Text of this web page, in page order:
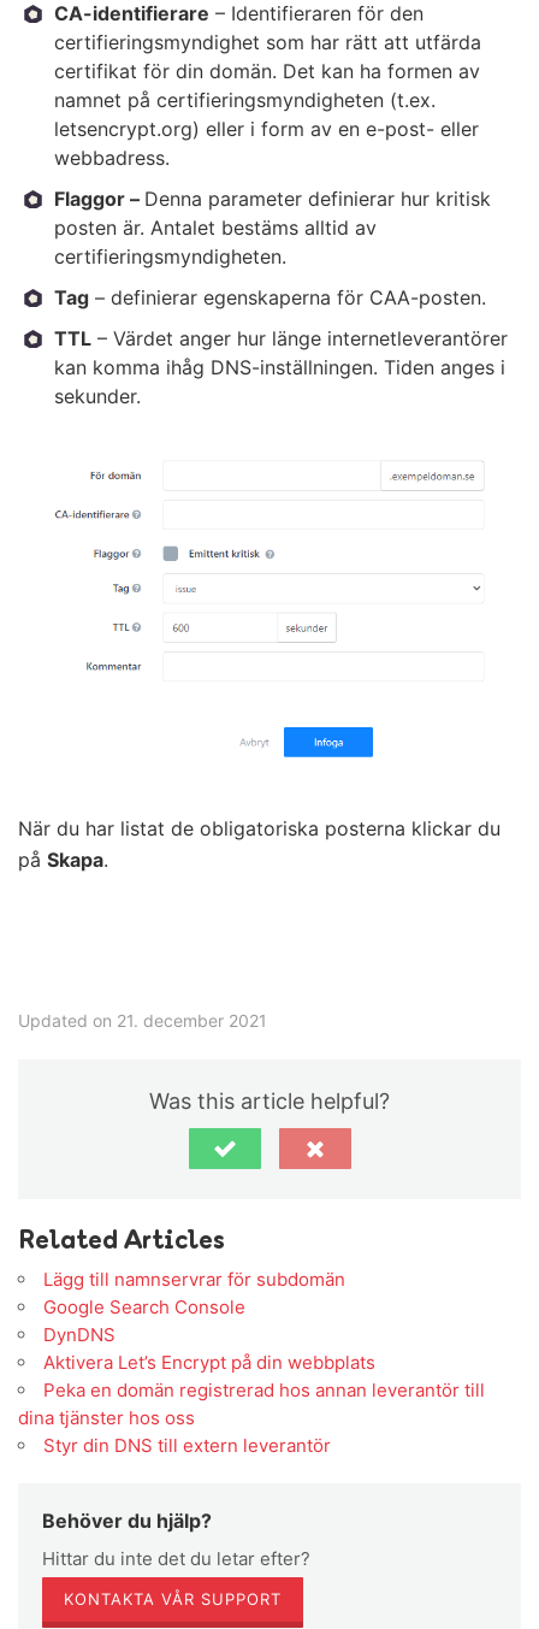
CA-identifierare – Identifieraren för den
certifieringsmyndighet som har rätt att utfärda
certifikat för din domän. Det kan ha formen av
namnet på certifieringsmyndigheten (t.ex.
letsencrypt.org) eller i form av en e-post- eller
webbadress.
Flaggor – Denna parameter definierar hur kritisk
posten är. Antalet bestäms alltid av
certifieringsmyndigheten.
Tag – definierar egenskaperna för CAA-posten.
TTL – Värdet anger hur länge internetleverantörer
kan komma ihåg DNS-inställningen. Tiden anges i
sekunder.
När du har listat de obligatoriska posterna klickar du
på Skapa.
Updated on 21. december 2021
Was this article helpful?
Related Articles
Lägg till namnservrar för subdomän
Google Search Console
DynDNS
Aktivera Let’s Encrypt på din webbplats
Peka en domän registrerad hos annan leverantör till
dina tjänster hos oss
Styr din DNS till extern leverantör
Behöver du hjälp?
Hittar du inte det du letar efter?
KONTAKTA VÅR SUPPORT